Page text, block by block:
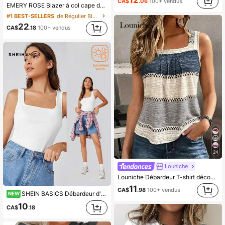
EMERY ROSE Blazer à col cape décontracté/professionnel pour femmes, automne
#1 BEST-SELLERS
de Régulier Blazers pour femme
CA$22.18 100+ vendus
NEW SHEIN BASICS Débardeur d'été décontracté polyvalent de couleur unie pour femmes
CA$10.18
24
Louniche
Louniche Débardeur T-shirt décontracté pour femmes avec imprimé contrasté à rayures blocs de couleurs, convient pour les fêtes, les rendez-vous, la saison des mariages, les trajets professionnels, l'élégance d'affaires, Noël, la saison des remises de diplômes, la rentrée scolaire, la cérémonie de remise des diplômes, la fête des enseignants, la Saint-Valentin, Thanksgiving, les vacances, le port quotidien, le port printemps/été, Débardeur T-shirt
CA$11.98 100+ vendus